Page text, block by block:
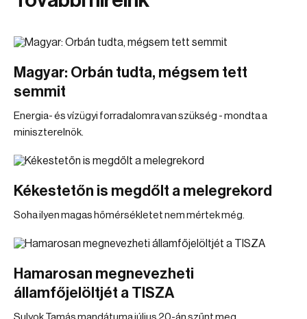
Magyar: Orbán tudta, mégsem tett
semmit
Energia- és vízügyi forradalomra van szükség - mondta a
miniszterelnök.
Kékestetőn is megdőlt a melegrekord
Soha ilyen magas hőmérsékletet nem mértek még.
Hamarosan megnevezheti
államfőjelöltjét a TISZA